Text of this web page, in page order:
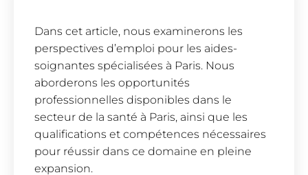
Dans cet article, nous examinerons les
perspectives d’emploi pour les aides-
soignantes spécialisées à Paris. Nous
aborderons les opportunités
professionnelles disponibles dans le
secteur de la santé à Paris, ainsi que les
qualifications et compétences nécessaires
pour réussir dans ce domaine en pleine
expansion.